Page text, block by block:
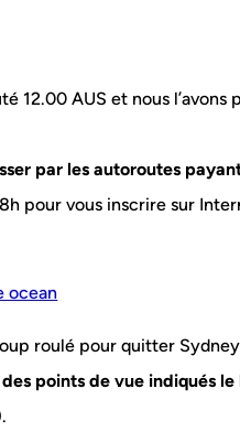
12.00 AUS et nous l’avons
par les autoroutes
pour vous inscrire sur
roulé pour quitter
des points de vue indiqués